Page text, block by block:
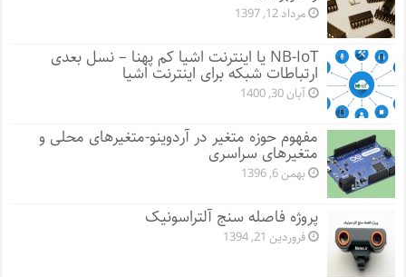
مرداد 12, 1397
NB-IoT یا اینترنت اشیا کم پهنا – نسل بعدی
ارتباطات شبکه برای اینترنت اشیا
آبان 30, 1400
مفهوم حوزه متغیر در آردوینو-متغیرهای محلی و
متغیرهای سراسری
بهمن 6, 1396
پروژه فاصله سنج آلتراسونیک
فروردین 21, 1394